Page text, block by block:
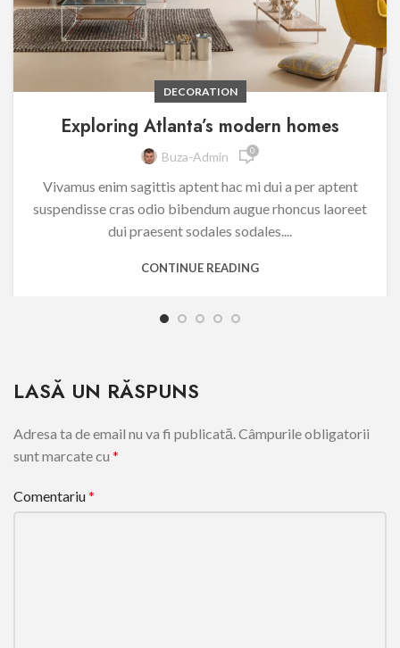
DECORATION
Exploring Atlanta’s modern homes
Buza-Admin 0
Vivamus enim sagittis aptent hac mi dui a per aptent
suspendisse cras odio bibendum augue rhoncus laoreet
dui praesent sodales sodales....
CONTINUE READING
LASĂ UN RĂSPUNS
Adresa ta de email nu va fi publicată.Câmpurile obligatorii
sunt marcate cu *
Comentariu*